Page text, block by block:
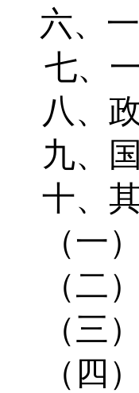
六、
七、
八、
九、
十、
（一
（二
（三
（四